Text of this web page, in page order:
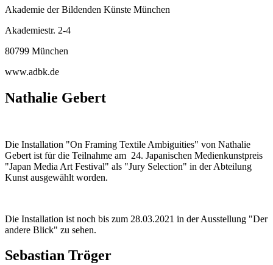
Akademie der Bildenden Künste München
Akademiestr. 2-4
80799 München
www.adbk.de
Nathalie Gebert
Die Installation "On Framing Textile Ambiguities" von Nathalie
Gebert ist für die Teilnahme am 24. Japanischen Medienkunstpreis
"Japan Media Art Festival" als "Jury Selection" in der Abteilung
Kunst ausgewählt worden.
Die Installation ist noch bis zum 28.03.2021 in der Ausstellung "Der
andere Blick" zu sehen.
Sebastian Tröger